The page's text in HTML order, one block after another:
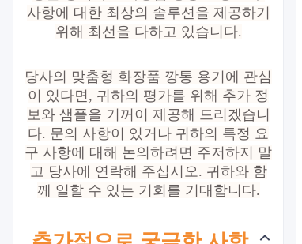
사항에 대한 최상의 솔루션을 제공하기
위해 최선을 다하고 있습니다.
당사의 맞춤형 화장품 깡통 용기에 관심
이 있다면, 귀하의 평가를 위해 추가 정
보와 샘플을 기꺼이 제공해 드리겠습니
다. 문의 사항이 있거나 귀하의 특정 요
구 사항에 대해 논의하려면 주저하지 말
고 당사에 연락해 주십시오. 귀하와 함
께 일할 수 있는 기회를 기대합니다.